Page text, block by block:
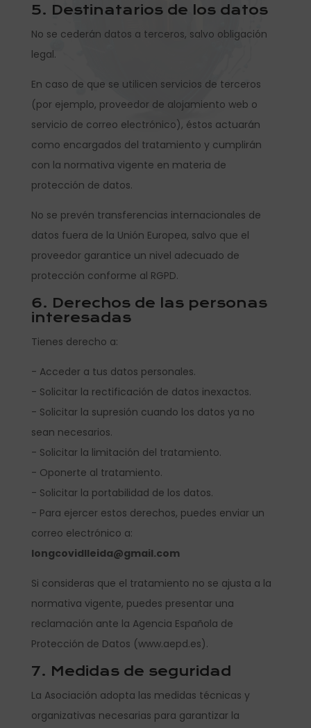
5. Destinatarios de los datos
No se cederán datos a terceros, salvo obligación
legal.
En caso de que se utilicen servicios de terceros
(por ejemplo, proveedor de alojamiento web o
servicio de correo electrónico), éstos actuarán
como encargados del tratamiento y cumplirán
con la normativa vigente en materia de
protección de datos.
No se prevén transferencias internacionales de
datos fuera de la Unión Europea, salvo que el
proveedor garantice un nivel adecuado de
protección conforme al RGPD.
6. Derechos de las personas
interesadas
Tienes derecho a:
- Acceder a tus datos personales.
- Solicitar la rectificación de datos inexactos.
- Solicitar la supresión cuando los datos ya no
sean necesarios.
- Solicitar la limitación del tratamiento.
- Oponerte al tratamiento.
- Solicitar la portabilidad de los datos.
- Para ejercer estos derechos, puedes enviar un
correo electrónico a:
longcovidlleida@gmail.com
Si consideras que el tratamiento no se ajusta a la
normativa vigente, puedes presentar una
reclamación ante la Agencia Española de
Protección de Datos (www.aepd.es).
7. Medidas de seguridad
La Asociación adopta las medidas técnicas y
organizativas necesarias para garantizar la